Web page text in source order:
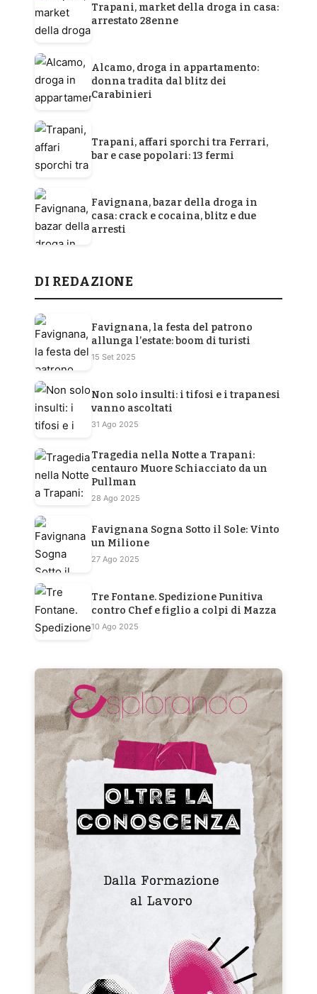
Trapani, market della droga in casa:
arrestato 28enne
Alcamo, droga in appartamento:
donna tradita dal blitz dei
Carabinieri
Trapani, affari sporchi tra Ferrari,
bar e case popolari: 13 fermi
Favignana, bazar della droga in
casa: crack e cocaina, blitz e due
arresti
DI REDAZIONE
Favignana, la festa del patrono
allunga l’estate: boom di turisti
15 Set 2025
Non solo insulti: i tifosi e i trapanesi
vanno ascoltati
31 Ago 2025
Tragedia nella Notte a Trapani:
centauro Muore Schiacciato da un
Pullman
28 Ago 2025
Favignana Sogna Sotto il Sole: Vinto
un Milione
27 Ago 2025
Tre Fontane. Spedizione Punitiva
contro Chef e figlio a colpi di Mazza
10 Ago 2025